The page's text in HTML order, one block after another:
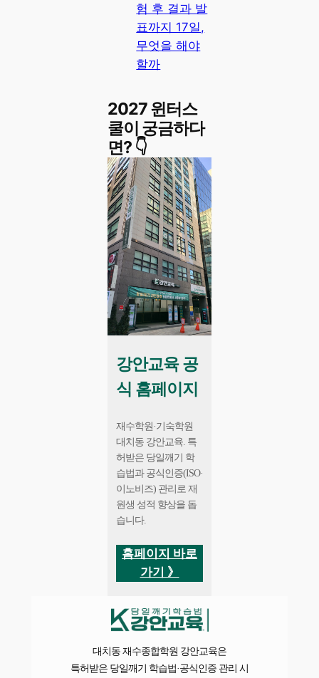
험 후 결과 발
표까지 17일,
무엇을 해야
할까
2027 윈터스
쿨이 궁금하다
면? 👇
강안교육 공
식 홈페이지
재수학원·기숙학원
대치동 강안교육. 특
허받은 당일깨기 학
습법과 공식인증(ISO·
이노비즈) 관리로 재
원생 성적 향상을 돕
습니다.
홈페이지 바로
가기 》
대치동 재수종합학원 강안교육은
특허받은 당일깨기 학습법·공식인증 관리 시